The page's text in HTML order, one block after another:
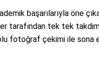
başarılarıyla öne
tarafından tek tek
fotoğraf çekimi ile sona